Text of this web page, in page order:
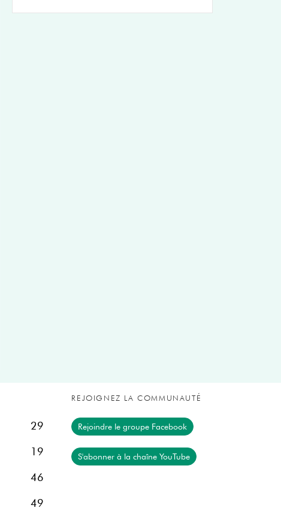
29
19
46
49
REJOIGNEZ LA COMMUNAUTÉ
Rejoindre le groupe Facebook
S'abonner à la chaîne YouTube